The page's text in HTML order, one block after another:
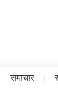
समाचार